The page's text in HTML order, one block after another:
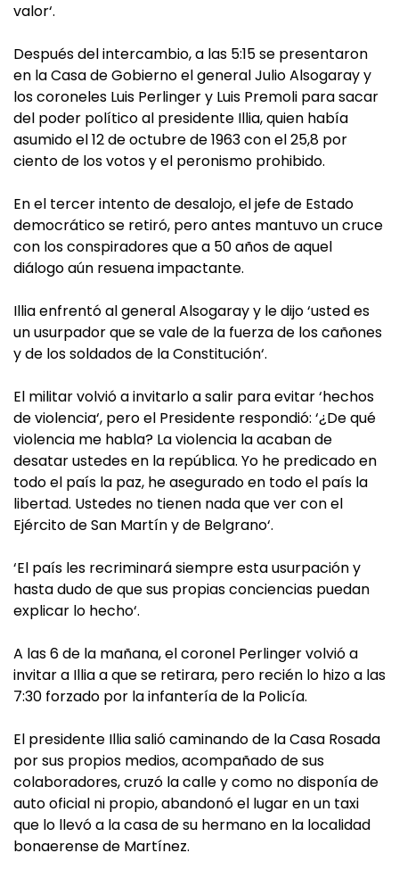
valor‘.
Después del intercambio, a las 5:15 se presentaron
en la Casa de Gobierno el general Julio Alsogaray y
los coroneles Luis Perlinger y Luis Premoli para sacar
del poder político al presidente Illia, quien había
asumido el 12 de octubre de 1963 con el 25,8 por
ciento de los votos y el peronismo prohibido.
En el tercer intento de desalojo, el jefe de Estado
democrático se retiró, pero antes mantuvo un cruce
con los conspiradores que a 50 años de aquel
diálogo aún resuena impactante.
Illia enfrentó al general Alsogaray y le dijo ‘usted es
un usurpador que se vale de la fuerza de los cañones
y de los soldados de la Constitución‘.
El militar volvió a invitarlo a salir para evitar ‘hechos
de violencia‘, pero el Presidente respondió: ‘¿De qué
violencia me habla? La violencia la acaban de
desatar ustedes en la república. Yo he predicado en
todo el país la paz, he asegurado en todo el país la
libertad. Ustedes no tienen nada que ver con el
Ejército de San Martín y de Belgrano‘.
‘El país les recriminará siempre esta usurpación y
hasta dudo de que sus propias conciencias puedan
explicar lo hecho‘.
A las 6 de la mañana, el coronel Perlinger volvió a
invitar a Illia a que se retirara, pero recién lo hizo a las
7:30 forzado por la infantería de la Policía.
El presidente Illia salió caminando de la Casa Rosada
por sus propios medios, acompañado de sus
colaboradores, cruzó la calle y como no disponía de
auto oficial ni propio, abandonó el lugar en un taxi
que lo llevó a la casa de su hermano en la localidad
bonaerense de Martínez.